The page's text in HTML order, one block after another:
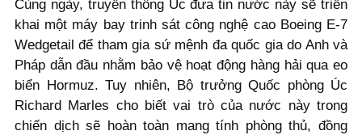
Cùng ngày, truyền thông Úc đưa tin nước này sẽ triển
khai một máy bay trinh sát công nghệ cao Boeing E-7
Wedgetail để tham gia sứ mệnh đa quốc gia do Anh và
Pháp dẫn đầu nhằm bảo vệ hoạt động hàng hải qua eo
biển Hormuz. Tuy nhiên, Bộ trưởng Quốc phòng Úc
Richard Marles cho biết vai trò của nước này trong
chiến dịch sẽ hoàn toàn mang tính phòng thủ, đồng